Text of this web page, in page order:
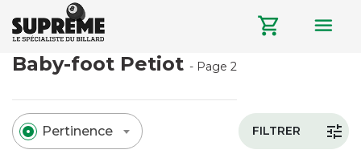
shopping_cart
menu
Baby-foot Petiot - Page 2
Pertinence FILTRER tune